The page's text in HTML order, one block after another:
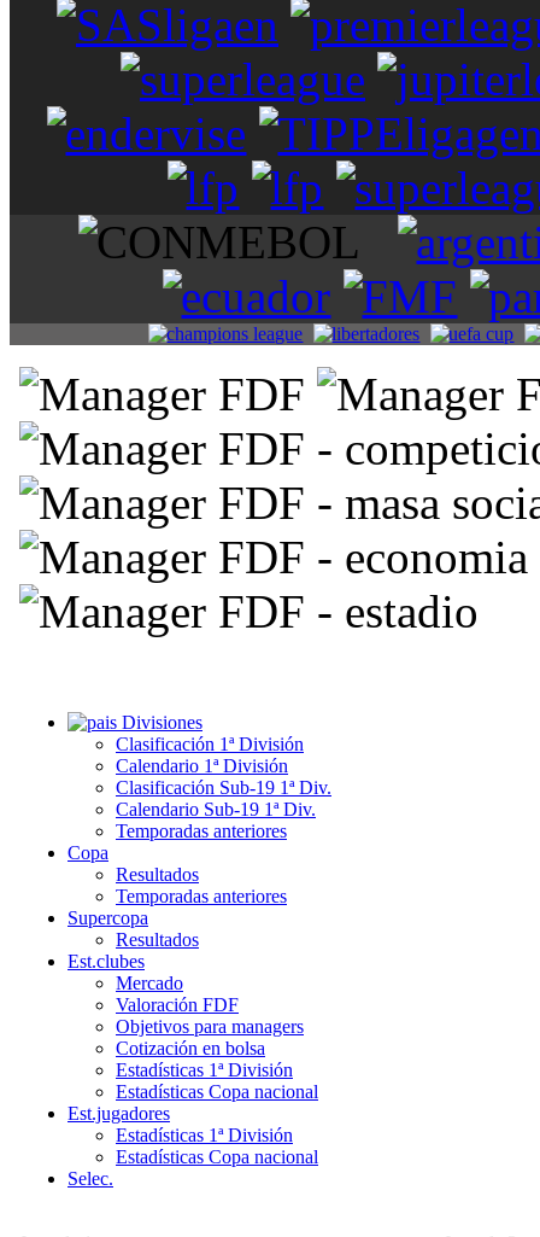
Divisiones
Clasificación 1ª División
Calendario 1ª División
Clasificación Sub-19 1ª Div.
Calendario Sub-19 1ª Div.
Temporadas anteriores
Copa
Resultados
Temporadas anteriores
Supercopa
Resultados
Est.clubes
Mercado
Valoración FDF
Objetivos para managers
Cotización en bolsa
Estadísticas 1ª División
Estadísticas Copa nacional
Est.jugadores
Estadísticas 1ª División
Estadísticas Copa nacional
Selec.